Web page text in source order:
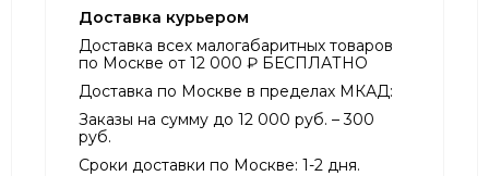
Доставка курьером
Доставка всех малогабаритных товаров
по Москве от 12 000 ₽ БЕСПЛАТНО
Доставка по Москве в пределах МКАД:
Заказы на сумму до 12 000 руб. – 300
руб.
Сроки доставки по Москве: 1-2 дня.